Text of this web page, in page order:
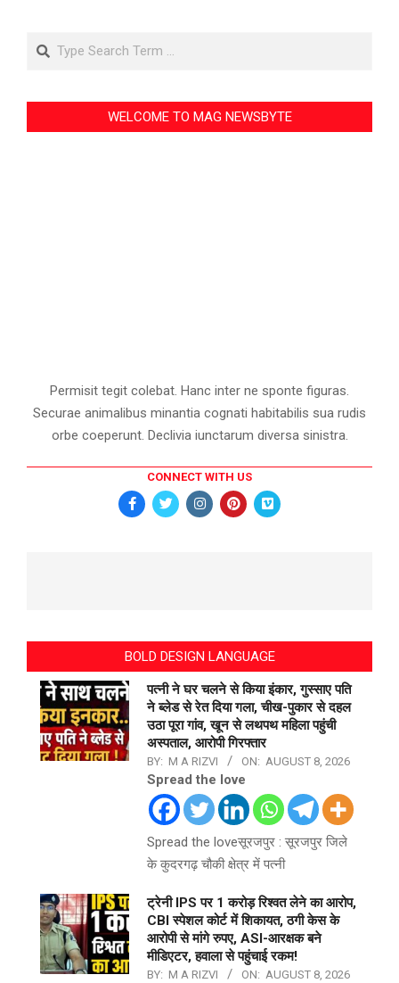
Search
WELCOME TO MAG NEWSBYTE
Permisit tegit colebat. Hanc inter ne sponte figuras.
Securae animalibus minantia cognati habitabilis sua rudis
orbe coeperunt. Declivia iunctarum diversa sinistra.
CONNECT WITH US
BOLD DESIGN LANGUAGE
पत्नी ने घर चलने से किया इंकार, गुस्साए पति
ने ब्लेड से रेत दिया गला, चीख-पुकार से दहल
उठा पूरा गांव, खून से लथपथ महिला पहुंची
अस्पताल, आरोपी गिरफ्तार
BY: M A RIZVI ON: AUGUST 8, 2026
Spread the love
Spread the loveसूरजपुर : सूरजपुर जिले
के कुदरगढ़ चौकी क्षेत्र में पत्नी
ट्रेनी IPS पर 1 करोड़ रिश्वत लेने का आरोप,
CBI स्पेशल कोर्ट में शिकायत, ठगी केस के
आरोपी से मांगे रुपए, ASI-आरक्षक बने
मीडिएटर, हवाला से पहुंचाई रकम!
BY: M A RIZVI ON: AUGUST 8, 2026